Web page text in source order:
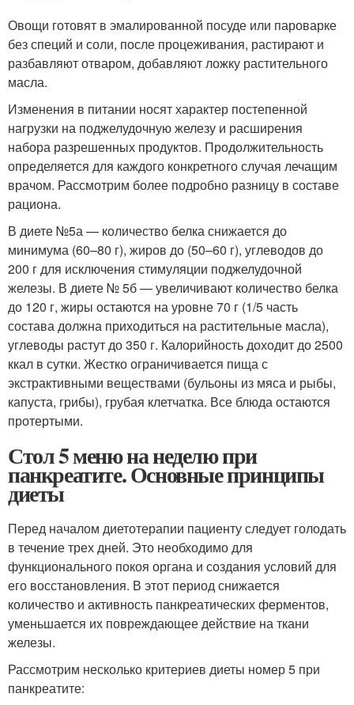
Овощи готовят в эмалированной посуде или пароварке
без специй и соли, после процеживания, растирают и
разбавляют отваром, добавляют ложку растительного
масла.
Изменения в питании носят характер постепенной
нагрузки на поджелудочную железу и расширения
набора разрешенных продуктов. Продолжительность
определяется для каждого конкретного случая лечащим
врачом. Рассмотрим более подробно разницу в составе
рациона.
В диете №5а — количество белка снижается до
минимума (60–80 г), жиров до (50–60 г), углеводов до
200 г для исключения стимуляции поджелудочной
железы. В диете № 5б — увеличивают количество белка
до 120 г, жиры остаются на уровне 70 г (1/5 часть
состава должна приходиться на растительные масла),
углеводы растут до 350 г. Калорийность доходит до 2500
ккал в сутки. Жестко ограничивается пища с
экстрактивными веществами (бульоны из мяса и рыбы,
капуста, грибы), грубая клетчатка. Все блюда остаются
протертыми.
Стол 5 меню на неделю при
панкреатите. Основные принципы
диеты
Перед началом диетотерапии пациенту следует голодать
в течение трех дней. Это необходимо для
функционального покоя органа и создания условий для
его восстановления. В этот период снижается
количество и активность панкреатических ферментов,
уменьшается их повреждающее действие на ткани
железы.
Рассмотрим несколько критериев диеты номер 5 при
панкреатите: